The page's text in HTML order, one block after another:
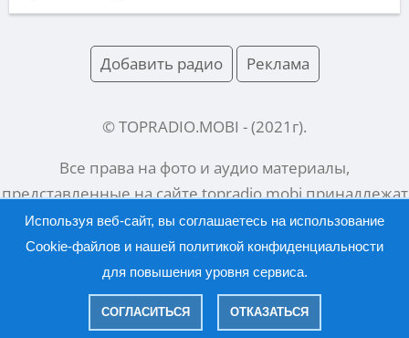
Добавить радио Реклама
© TOPRADIO.MOBI - (2021 г).
Все права на фото и аудио материалы,
представленные на сайтеtopradio.mobiпринадлежат
их законным владельцам.
Русский | English
Политика конфиденциальности|Правообладателям
Используя веб-сайт, вы соглашаетесь на использование
Cookie-файлов и нашей политикой конфиденциальности
для повышения уровня сервиса.
СОГЛАСИТЬСЯ ОТКАЗАТЬСЯ